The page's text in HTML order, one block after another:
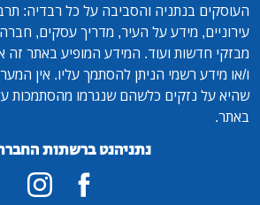
העוסקים בנתניה והסביבה על כל רבדיה:
עירוניים, מידע על העיר, מדריך עסקים,
מבזקי חדשות ועוד. המידע המופיע באתר זה
ו/או מידע רשמי הניתן להסתמך עליו. אין
שהיא על נזקים כלשהם שנגרמו מהסתמכות
באתר.
נתניהנט ברשתות